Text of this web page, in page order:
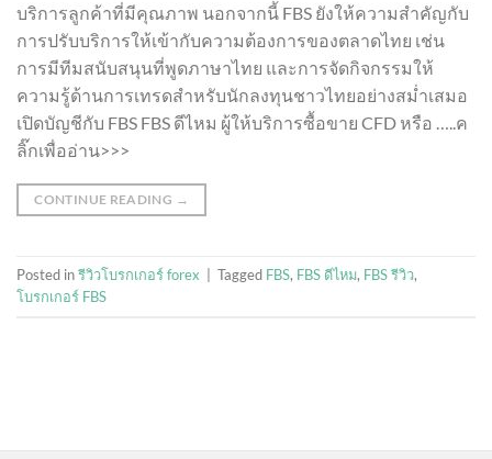
บริการลูกค้าที่มีคุณภาพ นอกจากนี้ FBS ยังให้ความสำคัญกับ
การปรับบริการให้เข้ากับความต้องการของตลาดไทย เช่น
การมีทีมสนับสนุนที่พูดภาษาไทย และการจัดกิจกรรมให้
ความรู้ด้านการเทรดสำหรับนักลงทุนชาวไทยอย่างสม่ำเสมอ
เปิดบัญชีกับ FBS FBS ดีไหม ผู้ให้บริการซื้อขาย CFD หรือ …..ค
ลิ๊กเพื่ออ่าน>>>
CONTINUE READING →
Posted inรีวิวโบรกเกอร์ forex Tagged FBS, FBS ดีไหม, FBS รีวิว,
โบรกเกอร์ FBS